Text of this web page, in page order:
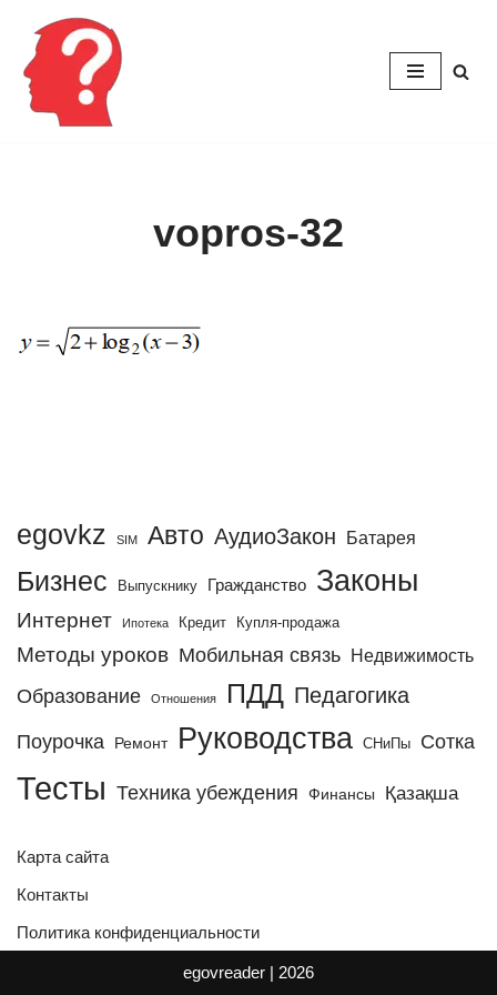
Перейти
содержимому
vopros-32
egovkz SIM Авто АудиоЗакон Батарея
Бизнес Выпускнику Гражданство Законы
Интернет Ипотека Кредит Купля-продажа
Методы уроков Мобильная связь Недвижимость
Образование Отношения ПДД Педагогика
Поурочка Ремонт Руководства СНиПы Сотка
Тесты Техника убеждения Финансы Қазақша
Карта сайта
Контакты
Политика конфиденциальности
egovreader | 2026